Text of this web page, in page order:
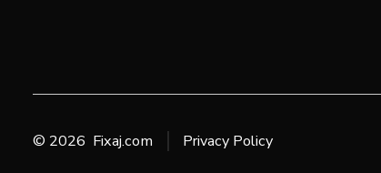
© 2026 Fixaj.com Privacy Policy